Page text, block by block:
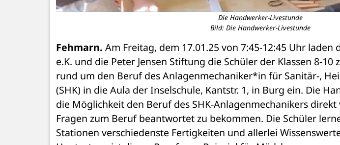
Die Handwerker-Livestunde
Bild: Die Handwerker-Livestunde
Fehmarn. Am Freitag, dem 17.01.25 von 7:45-12:45 Uhr laden
e.K. und die Peter Jensen Stiftung die Schüler der Klassen 8-
rund um den Beruf des Anlagenmechaniker*in für Sanitär-,
(SHK) in die Aula der Inselschule, Kantstr. 1, in Burg ein. Die
die Möglichkeit den Beruf des SHK-Anlagenmechanikers
Fragen zum Beruf beantwortet zu bekommen. Die Schüler
Stationen verschiedenste Fertigkeiten und allerlei